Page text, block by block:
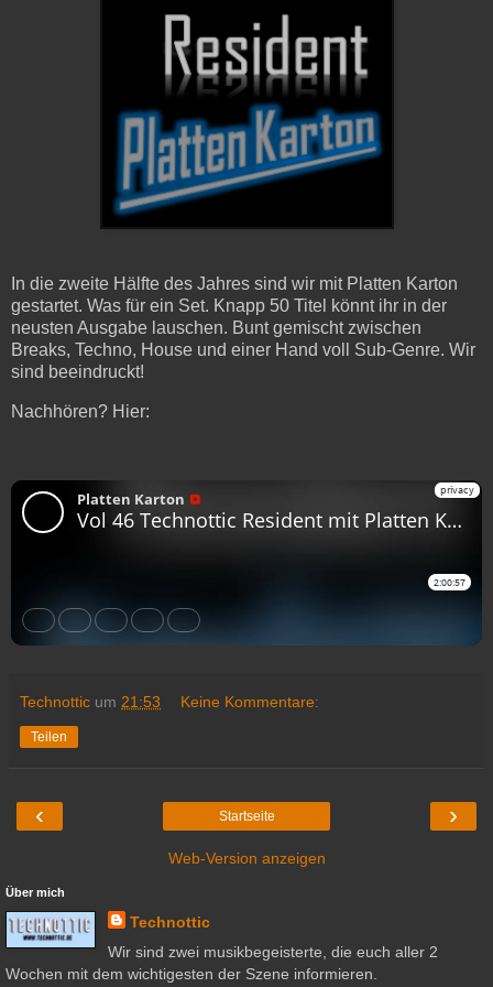
In die zweite Hälfte des Jahres sind wir mit Platten Karton
gestartet. Was für ein Set. Knapp 50 Titel könnt ihr in der
neusten Ausgabe lauschen. Bunt gemischt zwischen
Breaks, Techno, House und einer Hand voll Sub-Genre. Wir
sind beeindruckt!
Nachhören? Hier:
Technottic um 21:53 Keine Kommentare:
Teilen
‹ ›
Startseite
Web-Version anzeigen
Über mich
Technottic
Wir sind zwei musikbegeisterte, die euch aller 2
Wochen mit dem wichtigesten der Szene informieren.